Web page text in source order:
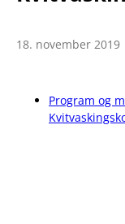
18. november 2019
Program og